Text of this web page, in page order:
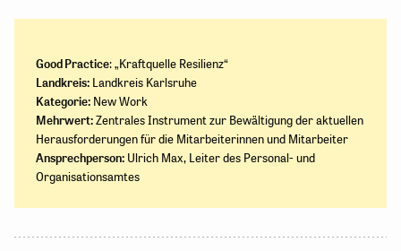
Good Practice: „Kraftquelle Resilienz“
Landkreis: Landkreis Karlsruhe
Kategorie: New Work
Mehrwert:Zentrales Instrument zur Bewältigung der aktuellen
Herausforderungen für die Mitarbeiterinnen und Mitarbeiter
Ansprechperson: Ulrich Max, Leiter des Personal- und
Organisationsamtes